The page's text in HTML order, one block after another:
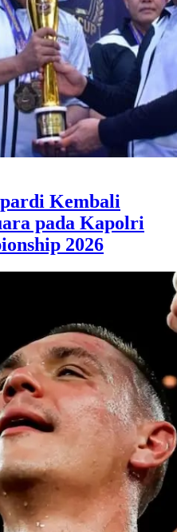
Kembali
pada Kapolri
2026